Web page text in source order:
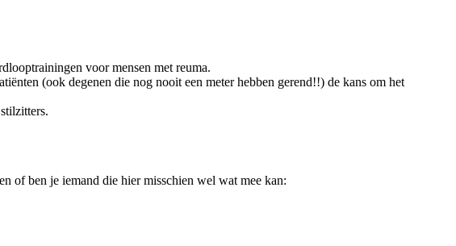
voor mensen met reuma.
(ook degenen die nog nooit een meter hebben gerend!!) de kans om het
of ben je iemand die hier misschien wel wat mee kan: